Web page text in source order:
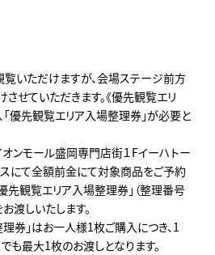
いただけますが、会場ステージ前方
させていただきます。《優先観覧エリ
「優先観覧エリア入場整理券」が必要と
オンモール盛岡専門店街１Fイーハトー
にて全額前金にて対象商品をご予約
先観覧エリア入場整理券」（整理番号
渡しいたします。
券」はお一人様1枚ご購入につき、1
も最大1枚のお渡しとなります。